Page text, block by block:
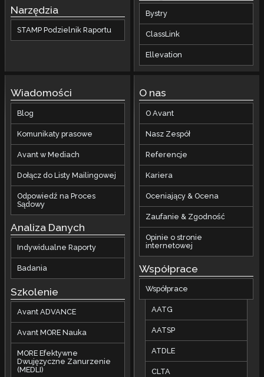
Narzędzia
STAMP Podzielnik Raportu
Bystry
ClassLink
Ellevation
Wiadomości
Blog
Komunikaty prasowe
Avant w Mediach
Dołącz do Listy Mailingowej
Odpowiedź na Proces
Sądowy
Analiza Danych
Indywidualne Raporty
Badania
Szkolenie
Avant ADVANCE
Avant MORE Nauka
MORE Efektywne
Dwujęzyczne Zanurzenie
(MEDLI)
O nas
O Avant
Nasz Zespół
Referencje
Kariera
Oceniający & Ocena
Zaufanie & Zgodność
Opinie o stronie
internetowej
Współprace
Współprace
AATG
AATSP
ATDLE
CLTA